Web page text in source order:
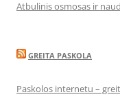
Atbulinis osmosas ir
GREITA PASKOLA
Paskolos internetu –